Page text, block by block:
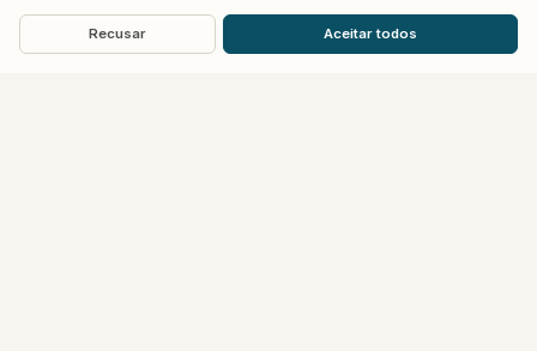
do tratamento, o que inicialmente parecia ser uma
hérnia acabou revelando o tumor. Cinco meses de
Recusar Aceitar todos